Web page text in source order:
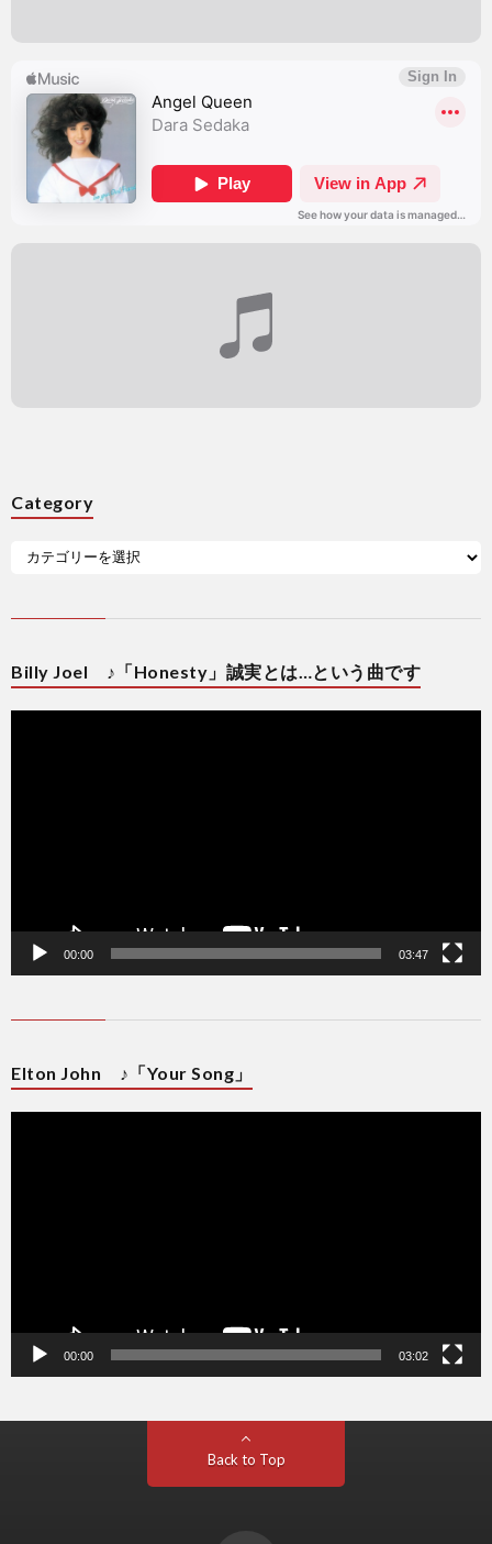
Category
Billy Joel ♪「Honesty」誠実とは…という曲です
動
00:00 03:47
Elton John ♪「Your Song」
動
00:00 03:02
Back to Top